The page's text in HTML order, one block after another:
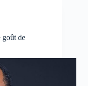
de